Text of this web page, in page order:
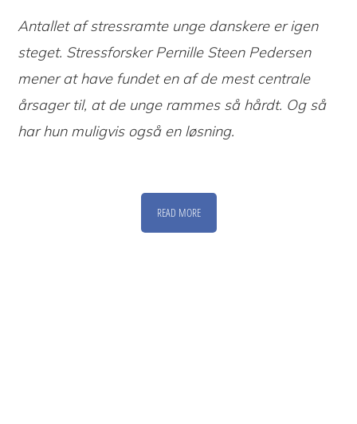
Antallet af stressramte unge danskere er igen
steget. Stressforsker Pernille Steen Pedersen
mener at have fundet en af de mest centrale
årsager til, at de unge rammes så hårdt. Og så
har hun muligvis også en løsning.
READ MORE